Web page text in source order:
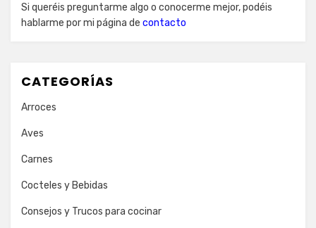
Si queréis preguntarme algo o conocerme mejor, podéis
hablarme por mi página de contacto
CATEGORÍAS
Arroces
Aves
Carnes
Cocteles y Bebidas
Consejos y Trucos para cocinar